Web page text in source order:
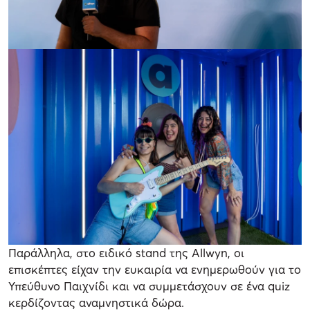
Παράλληλα, στο ειδικό stand της Allwyn, οι
επισκέπτες είχαν την ευκαιρία να ενημερωθούν για το
Υπεύθυνο Παιχνίδι και να συμμετάσχουν σε ένα quiz
κερδίζοντας αναμνηστικά δώρα.